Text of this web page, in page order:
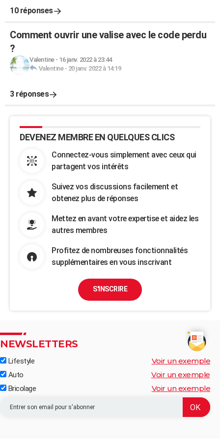
10 réponses
Comment ouvrir une valise avec le code perdu
?
Valentine- 16 janv. 2022 à 23:44
Valentine- 20 janv. 2022 à 14:19
3 réponses
DEVENEZ MEMBRE EN QUELQUES CLICS
Connectez-vous simplement avec ceux qui
partagent vos intérêts
Suivez vos discussions facilement et
obtenez plus de réponses
Mettez en avant votre expertise et aidez les
autres membres
Profitez de nombreuses fonctionnalités
supplémentaires en vous inscrivant
S'INSCRIRE
NEWSLETTERS
Lifestyle Voir un exemple
Auto Voir un exemple
Bricolage Voir un exemple